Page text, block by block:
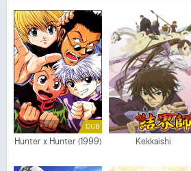
DUB
Hunter x Hunter (1999) Kekkaishi